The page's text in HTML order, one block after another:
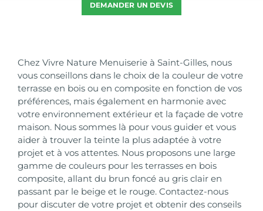
DEMANDER UN DEVIS
Chez Vivre Nature Menuiserie à Saint-Gilles, nous
vous conseillons dans le choix de la couleur de votre
terrasse en bois ou en composite en fonction de vos
préférences, mais également en harmonie avec
votre environnement extérieur et la façade de votre
maison. Nous sommes là pour vous guider et vous
aider à trouver la teinte la plus adaptée à votre
projet et à vos attentes. Nous proposons une large
gamme de couleurs pour les terrasses en bois
composite, allant du brun foncé au gris clair en
passant par le beige et le rouge. Contactez-nous
pour discuter de votre projet et obtenir des conseils